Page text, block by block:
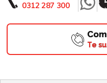
0312 287 300
Te